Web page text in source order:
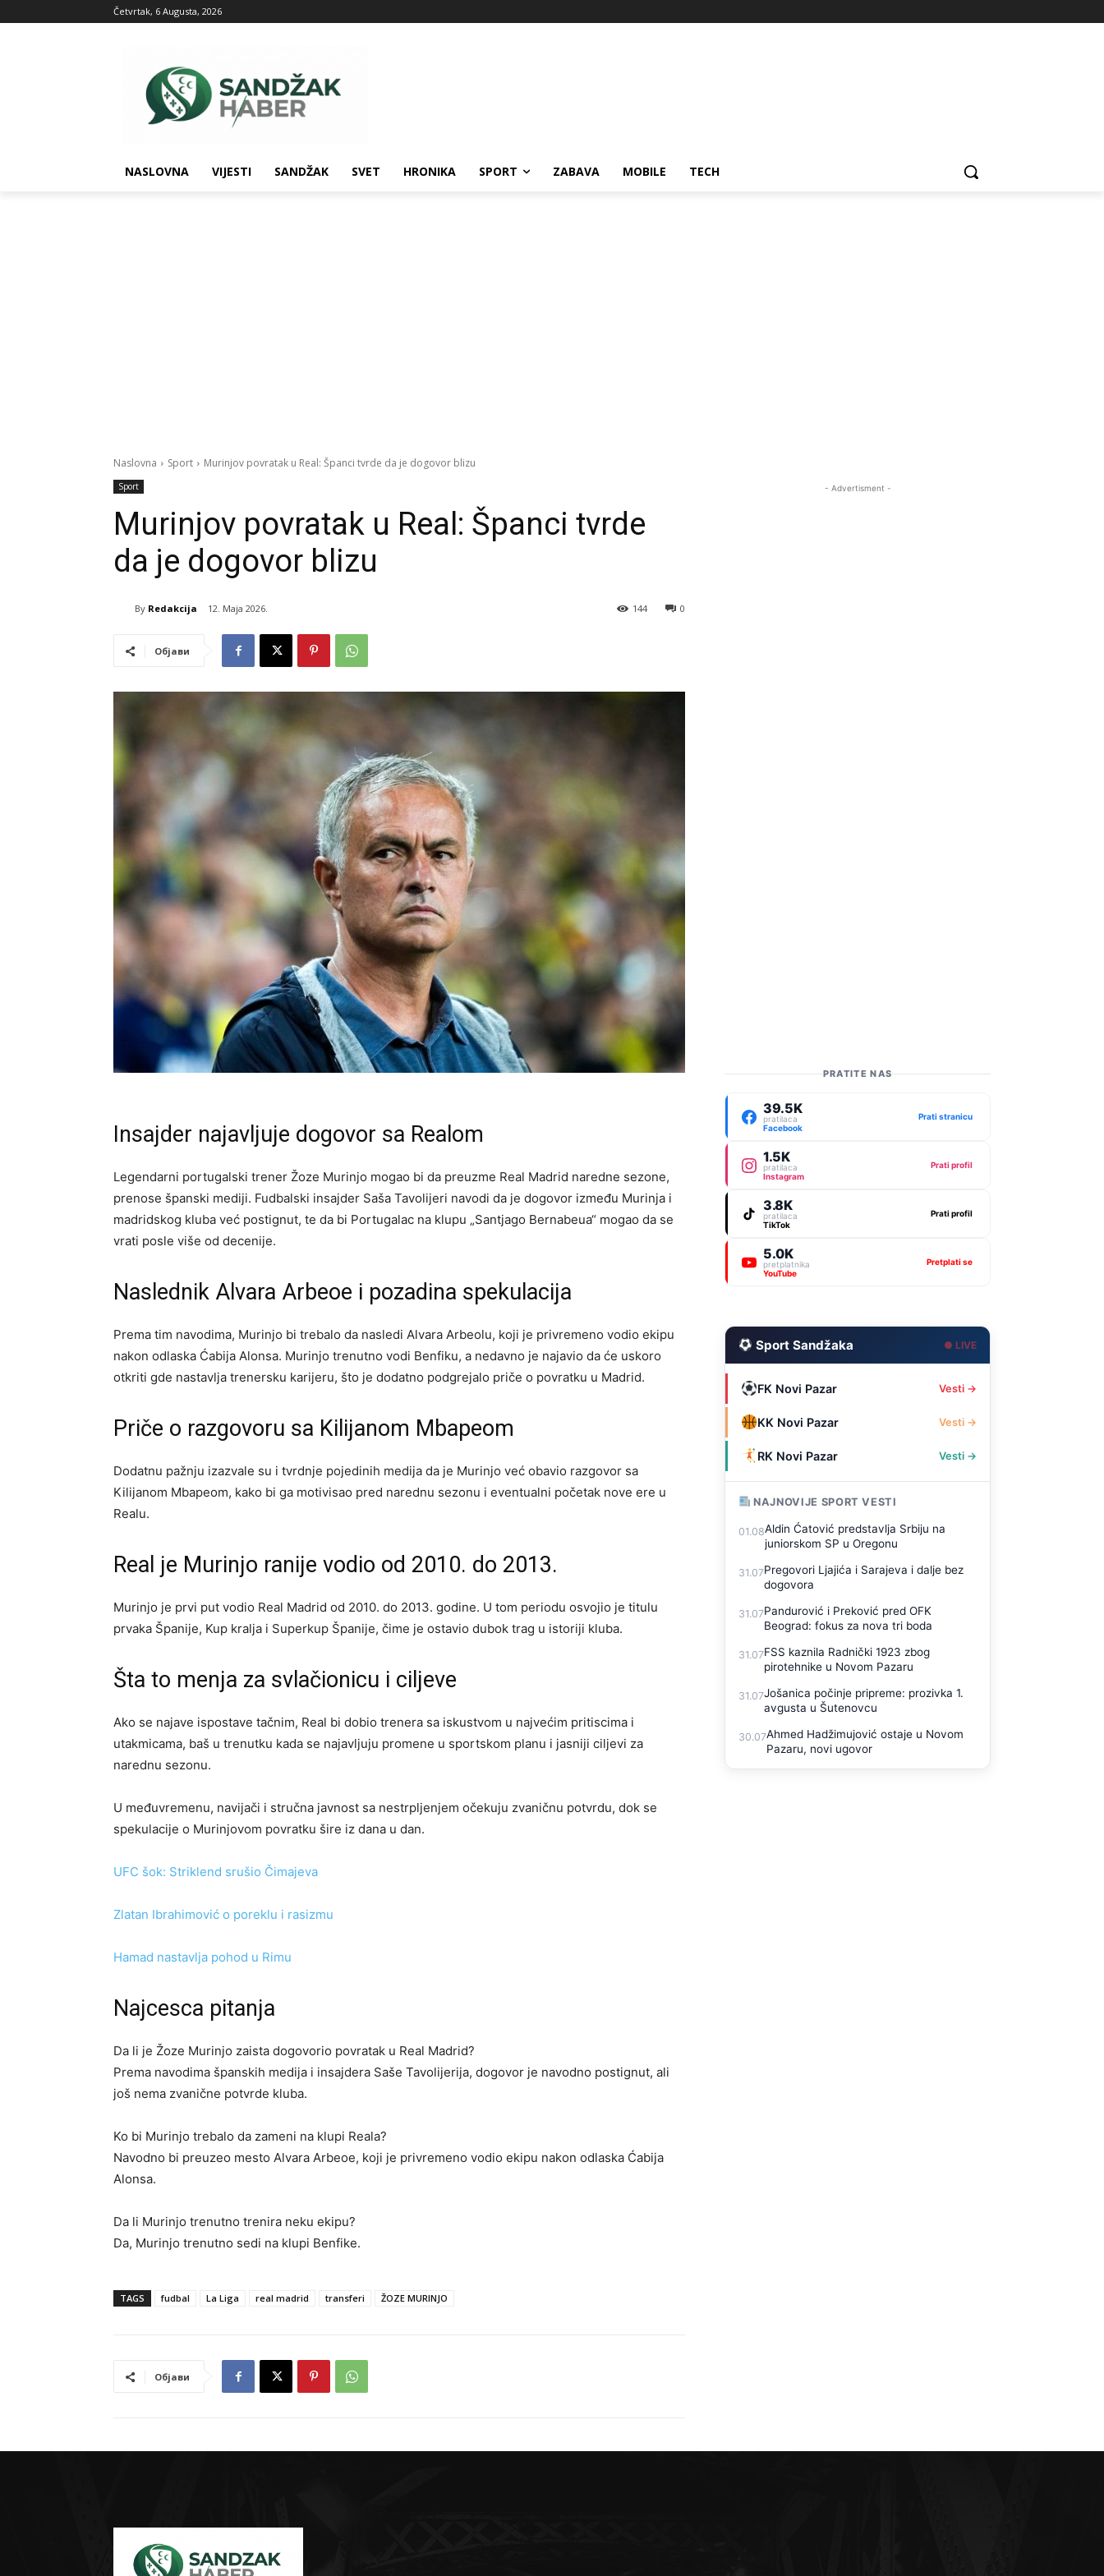
Četvrtak, 6 Augusta, 2026
NASLOVNA VIJESTI SANDŽAK SVET HRONIKA SPORT ZABAVA MOBILE TECH
Naslovna Sport Murinjov povratak u Real: Španci tvrde da je dogovor blizu
Sport
Murinjov povratak u Real: Španci tvrde
da je dogovor blizu
By Redakcija 12. Maja 2026. 0
144
Објави
Insajder najavljuje dogovor sa Realom
Legendarni portugalski trener Žoze Murinjo mogao bi da preuzme Real Madrid naredne sezone,
prenose španski mediji. Fudbalski insajder Saša Tavolijeri navodi da je dogovor između Murinja i
madridskog kluba već postignut, te da bi Portugalac na klupu „Santjago Bernabeua“ mogao da se
vrati posle više od decenije.
Naslednik Alvara Arbeoe i pozadina spekulacija
Prema tim navodima, Murinjo bi trebalo da nasledi Alvara Arbeolu, koji je privremeno vodio ekipu
nakon odlaska Ćabija Alonsa. Murinjo trenutno vodi Benfiku, a nedavno je najavio da će uskoro
otkriti gde nastavlja trenersku karijeru, što je dodatno podgrejalo priče o povratku u Madrid.
Priče o razgovoru sa Kilijanom Mbapeom
Dodatnu pažnju izazvale su i tvrdnje pojedinih medija da je Murinjo već obavio razgovor sa
Kilijanom Mbapeom, kako bi ga motivisao pred narednu sezonu i eventualni početak nove ere u
Realu.
Real je Murinjo ranije vodio od 2010. do 2013.
Murinjo je prvi put vodio Real Madrid od 2010. do 2013. godine. U tom periodu osvojio je titulu
prvaka Španije, Kup kralja i Superkup Španije, čime je ostavio dubok trag u istoriji kluba.
Šta to menja za svlačionicu i ciljeve
Ako se najave ispostave tačnim, Real bi dobio trenera sa iskustvom u najvećim pritiscima i
utakmicama, baš u trenutku kada se najavljuju promenе u sportskom planu i jasniji ciljevi za
narednu sezonu.
U međuvremenu, navijači i stručna javnost sa nestrpljenjem očekuju zvaničnu potvrdu, dok se
spekulacije o Murinjovom povratku šire iz dana u dan.
UFC šok: Striklend srušio Čimajeva
Zlatan Ibrahimović o poreklu i rasizmu
Hamad nastavlja pohod u Rimu
Najcesca pitanja
Da li je Žoze Murinjo zaista dogovorio povratak u Real Madrid?
Prema navodima španskih medija i insajdera Saše Tavolijerija, dogovor je navodno postignut, ali
još nema zvanične potvrde kluba.
Ko bi Murinjo trebalo da zameni na klupi Reala?
Navodno bi preuzeo mesto Alvara Arbeoe, koji je privremeno vodio ekipu nakon odlaska Ćabija
Alonsa.
Da li Murinjo trenutno trenira neku ekipu?
Da, Murinjo trenutno sedi na klupi Benfike.
TAGS fudbal La Liga real madrid transferi ŽOZE MURINJO
Објави
- Advertisment -
PRATITE NAS
39.5K
pratilaca
Facebook
Prati stranicu
1.5K
pratilaca
Instagram
Prati profil
3.8K
pratilaca
TikTok
Prati profil
5.0K
pretplatnika
YouTube
Pretplati se
Sport Sandžaka ● LIVE
FK Novi Pazar Vesti →
KK Novi Pazar Vesti →
RK Novi Pazar Vesti →
NAJNOVIJE SPORT VESTI
01.08Aldin Ćatović predstavlja Srbiju na
juniorskom SP u Oregonu
31.07Pregovori Ljajića i Sarajeva i dalje bez
dogovora
31.07Pandurović i Preković pred OFK
Beograd: fokus za nova tri boda
31.07FSS kaznila Radnički 1923 zbog
pirotehnike u Novom Pazaru
31.07Jošanica počinje pripreme: prozivka 1.
avgusta u Šutenovcu
30.07Ahmed Hadžimujović ostaje u Novom
Pazaru, novi ugovor